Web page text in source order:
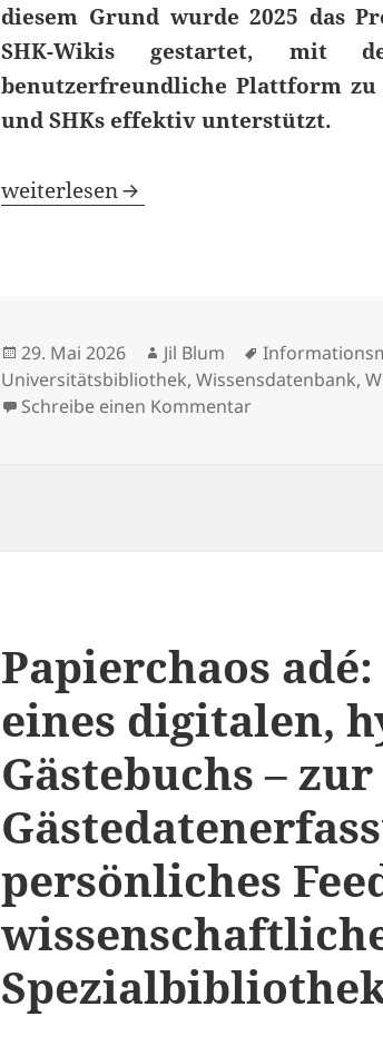
diesem Grund wurde 2025 das
SHK-Wikis gestartet, mit
benutzerfreundliche Plattform
und SHKs effektiv unterstützt.
Wissensmanagement für
weiterlesen
Veröffentlicht
am
29. Mai 2026 Autor
Jil Blum Schlagwörter
Universitätsbibliothek,Wissensdatenbank,
Schreibe einen Kommentarzu
Papierchaos
eines digitalen,
Gästebuchs – zur
persönliches